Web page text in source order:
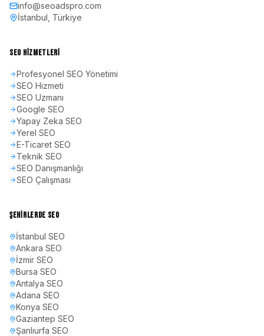
info@seoadspro.com
İstanbul, Türkiye
SEO HIZMETLERI
Profesyonel SEO Yönetimi
SEO Hizmeti
SEO Uzmanı
Google SEO
Yapay Zeka SEO
Yerel SEO
E-Ticaret SEO
Teknik SEO
SEO Danışmanlığı
SEO Çalışması
ŞEHIRLERDE SEO
İstanbul SEO
Ankara SEO
İzmir SEO
Bursa SEO
Antalya SEO
Adana SEO
Konya SEO
Gaziantep SEO
Şanlıurfa SEO